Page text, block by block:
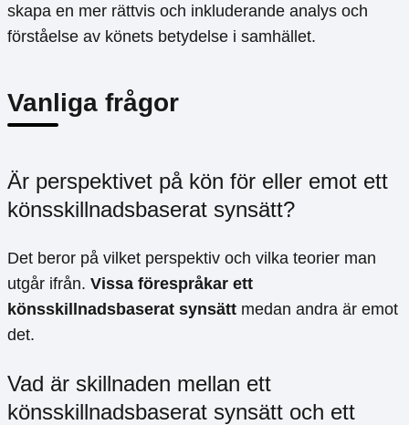
skapa en mer rättvis och inkluderande analys och
förståelse av könets betydelse i samhället.
Vanliga frågor
Är perspektivet på kön för eller emot ett
könsskillnadsbaserat synsätt?
Det beror på vilket perspektiv och vilka teorier man
utgår ifrån. Vissa förespråkar ett
könsskillnadsbaserat synsätt medan andra är emot
det.
Vad är skillnaden mellan ett
könsskillnadsbaserat synsätt och ett